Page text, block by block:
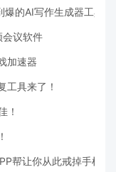
的AI写作生成器工具
议软件
加速器
工具来了！
！
帮让你从此戒掉手机！